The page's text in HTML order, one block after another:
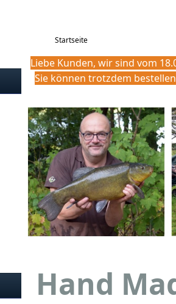
Startseite
Liebe Kunden, wir sind vom
Sie können trotzdem
Hand